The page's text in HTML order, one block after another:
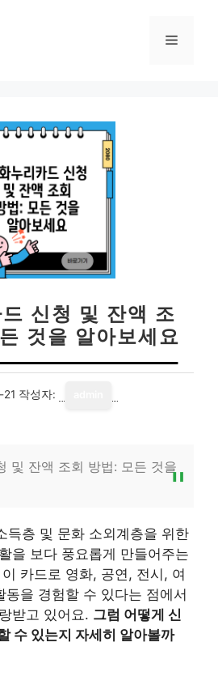
메
신청 및 잔액 조
것을 알아보세요
21 작성자:
및 잔액 조회 방법: 모든 것을
득층 및 문화 소외계층을 위한
을 보다 풍요롭게 만들어주는
카드로 영화, 공연, 전시, 여
동을 경험할 수 있다는 점에서
받고 있어요. 그럼 어떻게 신
수 있는지 자세히 알아볼까